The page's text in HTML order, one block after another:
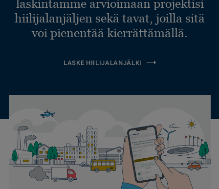
laskintamme arvioimaan projektisi
hiilijalanjäljen sekä tavat, joilla sitä
voi pienentää kierrättämällä.
LASKE HIILIJALANJÄLKI